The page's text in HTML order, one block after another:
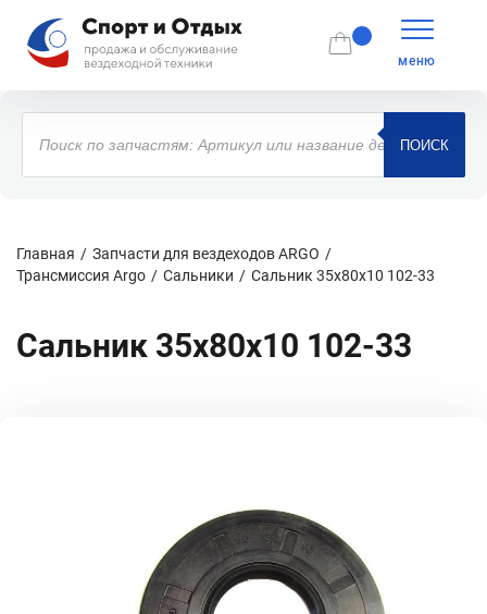
меню
Поиск
товаров
ПОИСК
Главная
Запчасти для вездеходов ARGO
Трансмиссия Argo
Сальники Сальник 35x80x10 102-33
Сальник 35x80x10 102-33